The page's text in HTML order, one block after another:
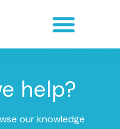
help?
our knowledge